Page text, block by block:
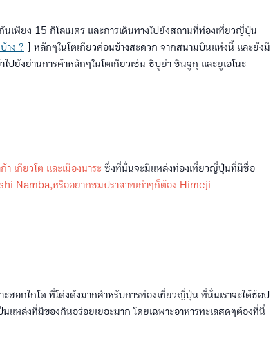
นเพียง 15 กิโลเมตร และการเดินทางไปยังสถานที่ท่องเที่ยวญี่ปุ่น
าง ? ] หลักๆในโตเกียวค่อนข้างสะดวก จากสนามบินแห่งนี้ และยังมี
ไปยังย่านการค้าหลักๆในโตเกียวเช่น ชิบูย่า ชินจูกุ และยูเอโนะ
า เกียวโต และเมืองนาระ ซึ่งที่นั่นจะมีแหล่งท่องเที่ยวญี่ปุ่นที่มีชื่อ
Namba,หรืออยากชมปราสาทเก่าๆก็ต้อง Himeji
ะฮอกไกโด ที่โด่งดังมากสำหรับการท่องเที่ยวญี่ปุ่น ที่นั่นเราจะได้ช้อป
แหล่งที่มีของกินอร่อยเยอะมาก โดยเฉพาะอาหารทะเลสดๆต้องที่นี่